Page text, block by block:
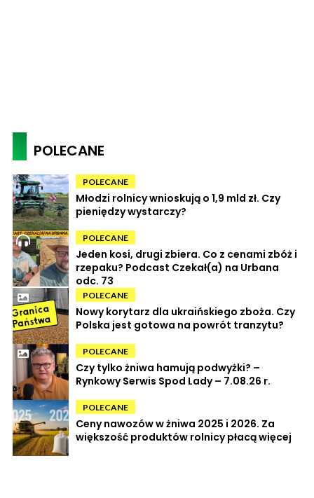
POLECANE
POLECANE
Młodzi rolnicy wnioskują o 1,9 mld zł. Czy
pieniędzy wystarczy?
POLECANE
Jeden kosi, drugi zbiera. Co z cenami zbóż i
rzepaku? Podcast Czekał(a) na Urbana
odc. 73
POLECANE
Nowy korytarz dla ukraińskiego zboża. Czy
Polska jest gotowa na powrót tranzytu?
POLECANE
Czy tylko żniwa hamują podwyżki? –
Rynkowy Serwis Spod Lady – 7.08.26 r.
POLECANE
Ceny nawozów w żniwa 2025 i 2026. Za
większość produktów rolnicy płacą więcej